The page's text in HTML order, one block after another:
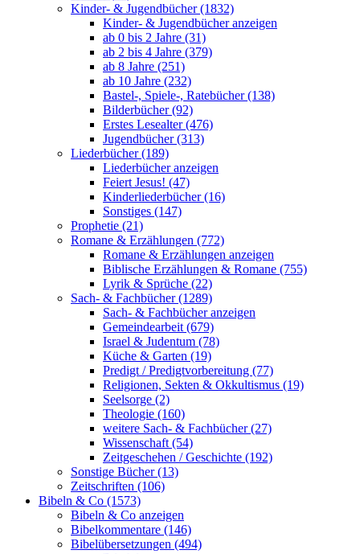
Kinder- & Jugendbücher (1832)
Kinder- & Jugendbücher anzeigen
ab 0 bis 2 Jahre (31)
ab 2 bis 4 Jahre (379)
ab 8 Jahre (251)
ab 10 Jahre (232)
Bastel-, Spiele-, Ratebücher (138)
Bilderbücher (92)
Erstes Lesealter (476)
Jugendbücher (313)
Liederbücher (189)
Liederbücher anzeigen
Feiert Jesus! (47)
Kinderliederbücher (16)
Sonstiges (147)
Prophetie (21)
Romane & Erzählungen (772)
Romane & Erzählungen anzeigen
Biblische Erzählungen & Romane (755)
Lyrik & Sprüche (22)
Sach- & Fachbücher (1289)
Sach- & Fachbücher anzeigen
Gemeindearbeit (679)
Israel & Judentum (78)
Küche & Garten (19)
Predigt / Predigtvorbereitung (77)
Religionen, Sekten & Okkultismus (19)
Seelsorge (2)
Theologie (160)
weitere Sach- & Fachbücher (27)
Wissenschaft (54)
Zeitgeschehen / Geschichte (192)
Sonstige Bücher (13)
Zeitschriften (106)
Bibeln & Co (1573)
Bibeln & Co anzeigen
Bibelkommentare (146)
Bibelübersetzungen (494)